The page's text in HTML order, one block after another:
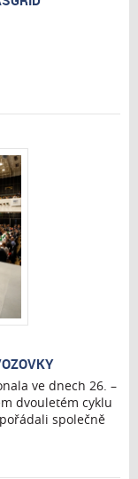
ve dnech 26. –
dvouletém cyklu
společně
společnost –
byla rekordní,
bylo